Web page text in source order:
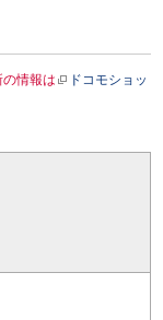
情報は
ドコモショッ